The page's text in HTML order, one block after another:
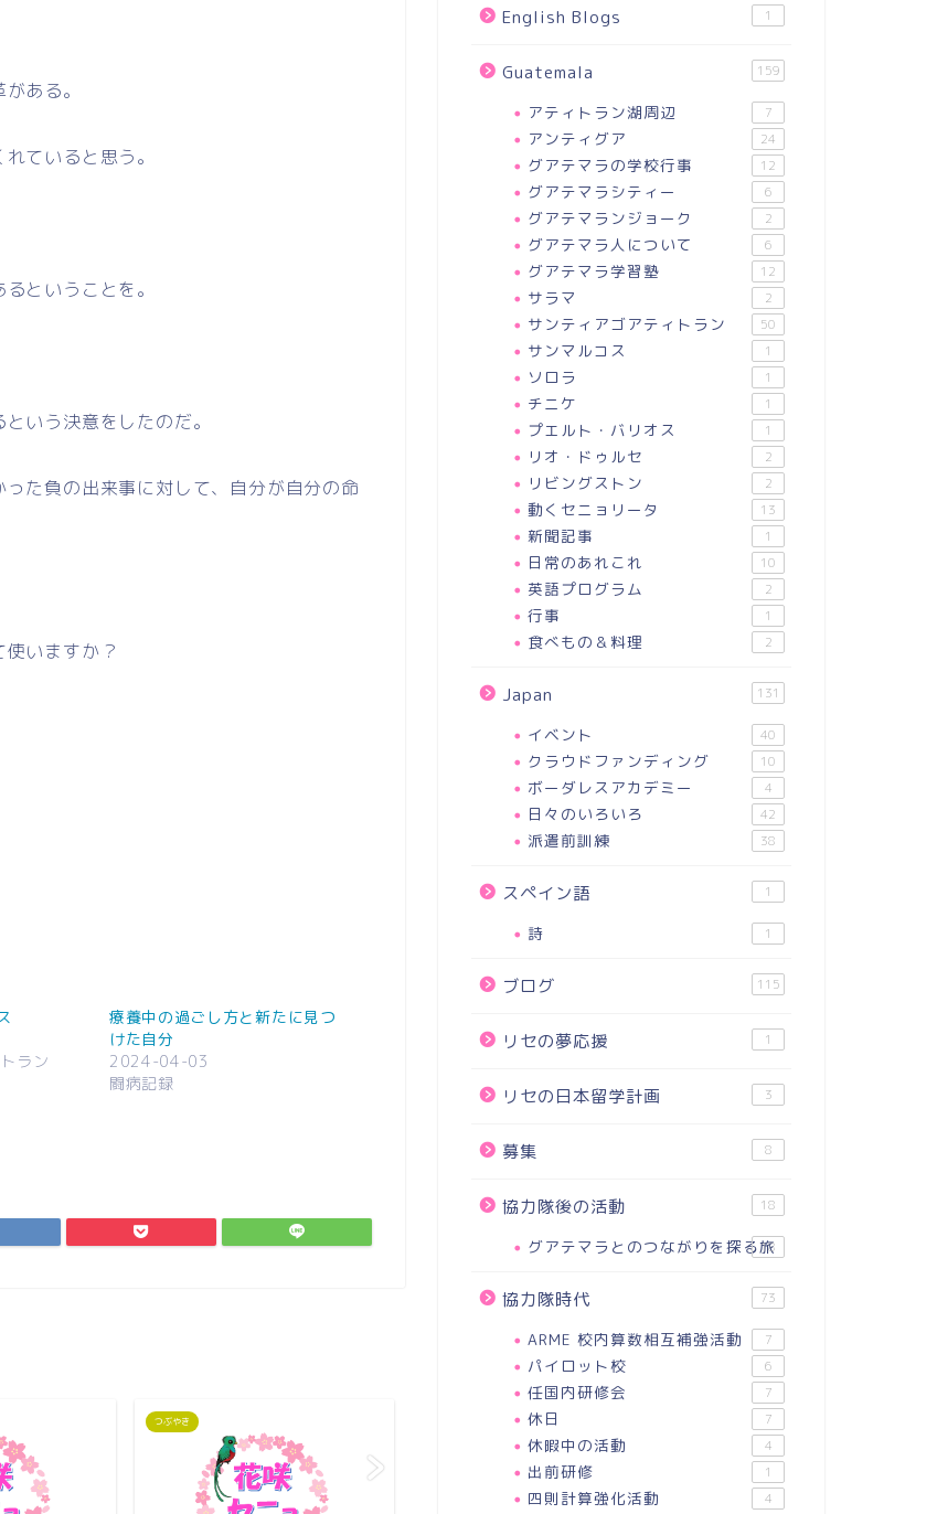
ある。
ていると思う。
ということを。
いう決意をしたのだ。
た負の出来事に対して、自分が自分の命
いますか？
ラン
療養中の過ごし方と新たに見つ
けた自分
2024-04-03
闘病記録
つぶやき
English Blogs 1
Guatemala 159
アティトラン湖周辺 7
アンティグア 24
グアテマラの学校行事 12
グアテマラシティー 6
グアテマランジョーク 2
グアテマラ人について 6
グアテマラ学習塾 12
サラマ 2
サンティアゴアティトラン 50
サンマルコス 1
ソロラ 1
チニケ 1
プエルト・バリオス 1
リオ・ドゥルセ 2
リビングストン 2
動くセニョリータ 13
新聞記事 1
日常のあれこれ 10
英語プログラム 2
行事 1
食べもの＆料理 2
Japan 131
イベント 40
クラウドファンディング 10
ボーダレスアカデミー 4
日々のいろいろ 42
派遣前訓練 38
スペイン語 1
詩 1
ブログ 115
リセの夢応援 1
リセの日本留学計画 3
募集 8
協力隊後の活動 18
グアテマラとのつながりを探る旅
18
協力隊時代 73
ARME 校内算数相互補強活動 7
パイロット校 6
任国内研修会 7
休日 7
休暇中の活動 4
出前研修 1
四則計算強化活動 4